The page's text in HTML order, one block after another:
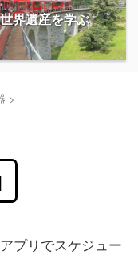
世界遺産を学ぶ
>
プリでスケジュー